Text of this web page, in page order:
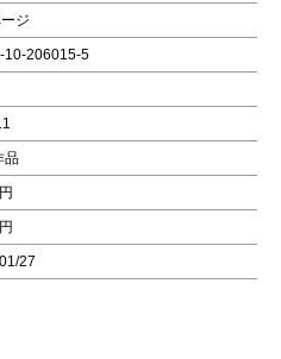
ジ
10-206015-5
品
27